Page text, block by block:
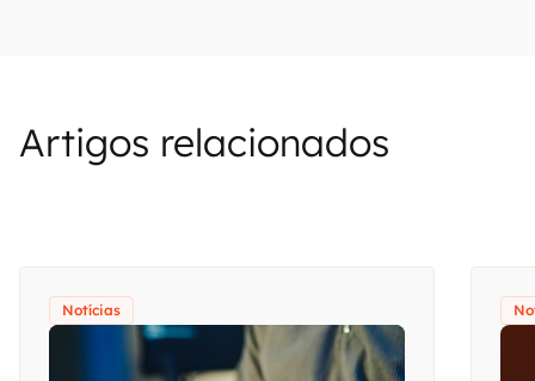
Artigos relacionados
Notícias